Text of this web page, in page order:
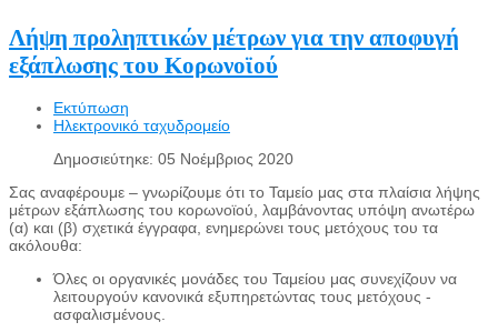
Λήψη προληπτικών μέτρων για την αποφυγή
εξάπλωσης του Κορωνοϊού
Εκτύπωση
Ηλεκτρονικό ταχυδρομείο
Δημοσιεύτηκε: 05 Νοέμβριος 2020
Σας αναφέρουμε – γνωρίζουμε ότι το Ταμείο μας στα πλαίσια λήψης
μέτρων εξάπλωσης του κορωνοϊού, λαμβάνοντας υπόψη ανωτέρω
(α) και (β) σχετικά έγγραφα, ενημερώνει τους μετόχους του τα
ακόλουθα:
Όλες οι οργανικές μονάδες του Ταμείου μας συνεχίζουν να
λειτουργούν κανονικά εξυπηρετώντας τους μετόχους -
ασφαλισμένους.